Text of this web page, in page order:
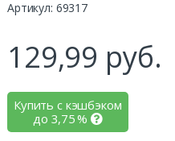
Артикул: 69317
129,99 руб.
Купить с кэшбэком
до 3,75%